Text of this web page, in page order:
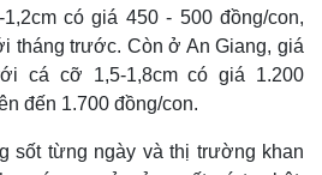
có giá 450 - 500 đồng/con,
tháng trước. Còn ở An Giang, giá
cá cỡ 1,5-1,8cm có giá 1.200
đến 1.700 đồng/con.
sốt từng ngày và thị trường khan